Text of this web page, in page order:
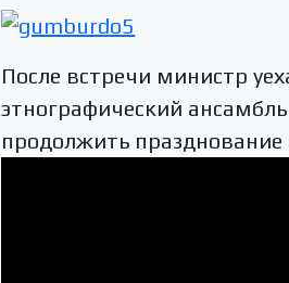
После встречи министр
этнографический
продолжить празднование